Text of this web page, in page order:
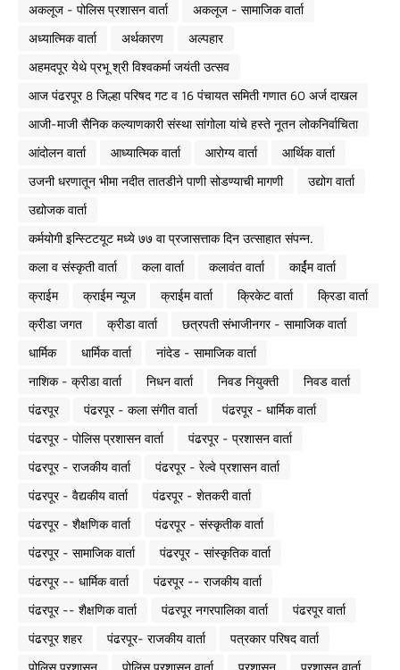
अकलूज - पोलिस प्रशासन वार्ता
अकलूज - सामाजिक वार्ता
अध्यात्मिक वार्ता
अर्थकारण
अल्पहार
अहमदपूर येथे प्रभू श्री विश्वकर्मा जयंती उत्सव
आज पंढरपूर 8 जिल्हा परिषद गट व 16 पंचायत समिती गणात 60 अर्ज दाखल
आजी-माजी सैनिक कल्याणकारी संस्था सांगोला यांचे हस्ते नूतन लोकनिर्वाचिता
आंदोलन वार्ता
आध्यात्मिक वार्ता आरोग्य वार्ता
आर्थिक वार्ता
उजनी धरणातून भीमा नदीत तातडीने पाणी सोडण्याची मागणी
उद्योग वार्ता
उद्योजक वार्ता
कर्मयोगी इन्स्टिटयूट मध्ये ७७ वा प्रजासत्ताक दिन उत्साहात संपन्न.
कला व संस्कृती वार्ता
कला वार्ता कलावंत वार्ता
कार्ईम वार्ता
क्राईम
क्राईम न्यूज क्राईम वार्ता क्रिकेट वार्ता
क्रिडा वार्ता
क्रीडा जगत
क्रीडा वार्ता
छत्रपती संभाजीनगर - सामाजिक वार्ता
धार्मिक
धार्मिक वार्ता
नांदेड - सामाजिक वार्ता
नाशिक - क्रीडा वार्ता
निधन वार्ता निवड नियुक्ती
निवड वार्ता
पंढरपूर
पंढरपूर - कला संगीत वार्ता
पंढरपूर - धार्मिक वार्ता
पंढरपूर - पोलिस प्रशासन वार्ता
पंढरपूर - प्रशासन वार्ता
पंढरपूर - राजकीय वार्ता
पंढरपूर - रेल्वे प्रशासन वार्ता
पंढरपूर - वैद्यकीय वार्ता
पंढरपूर - शेतकरी वार्ता
पंढरपूर - शैक्षणिक वार्ता
पंढरपूर - संस्कृतीक वार्ता
पंढरपूर - सामाजिक वार्ता
पंढरपूर - सांस्कृतिक वार्ता
पंढरपूर -- धार्मिक वार्ता
पंढरपूर -- राजकीय वार्ता
पंढरपूर -- शैक्षणिक वार्ता
पंढरपूर नगरपालिका वार्ता
पंढरपूर वार्ता
पंढरपूर शहर
पंढरपूर- राजकीय वार्ता
पत्रकार परिषद वार्ता
पोलिस प्रशासन
पोलिस प्रशासन वार्ता प्रशासन
प्रशासन वार्ता